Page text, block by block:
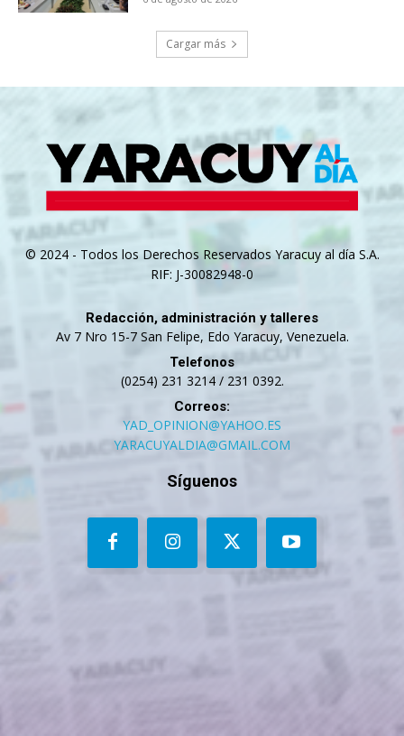
Cargar más
© 2024 - Todos los Derechos Reservados Yaracuy al día S.A.
RIF: J-30082948-0
Redacción, administración y talleres
Av 7 Nro 15-7 San Felipe, Edo Yaracuy, Venezuela.
Telefonos
(0254) 231 3214 / 231 0392.
Correos:
YAD_OPINION@YAHOO.ES
YARACUYALDIA@GMAIL.COM
Síguenos